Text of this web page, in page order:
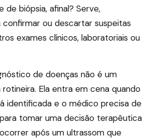
de biópsia, afinal? Serve,
confirmar ou descartar suspeitas
exames clínicos, laboratoriais ou
de doenças não é um
Ela entra em cena quando
identificada e o médico precisa de
tomar uma decisão terapêutica
após um ultrassom que